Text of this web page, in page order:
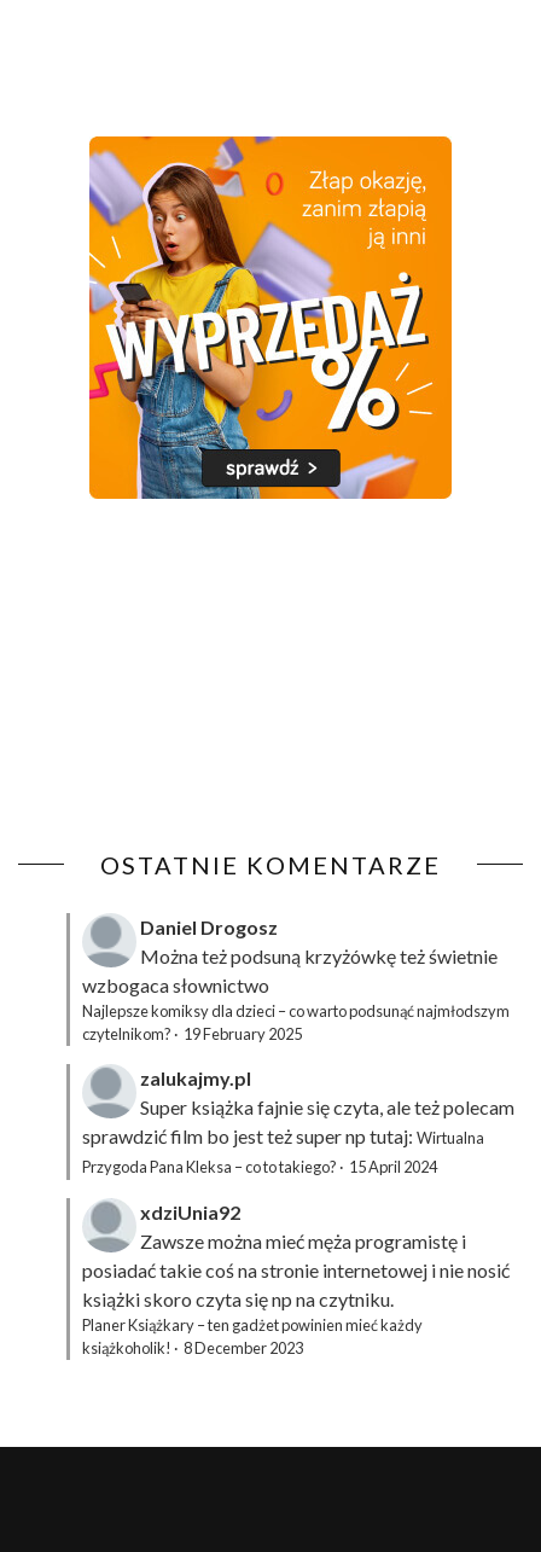
OSTATNIE KOMENTARZE
Daniel Drogosz
Można też podsuną krzyżówkęteż świetnie
wzbogaca słownictwo
Najlepsze komiksy dla dzieci – co warto podsunąć najmłodszym
czytelnikom? · 19 February 2025
zalukajmy.pl
Super książka fajnie się czyta, ale też polecam
sprawdzić film bo jest też super np tutaj: Wirtualna
Przygoda Pana Kleksa – co to takiego? · 15 April 2024
xdziUnia92
Zawsze można mieć męża programistę i
posiadać takie coś na stronie internetowej i nie nosić
książki skoro czyta się np na czytniku.
Planer Książkary – ten gadżet powinien mieć każdy
książkoholik! · 8 December 2023